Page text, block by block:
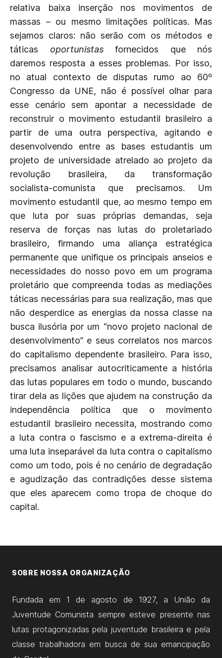
relativa baixa inserção nos movimentos de
massas – ou mesmo limitações políticas. Mas
sejamos claros: não serão com os métodos e
táticas oportunistasfornecidos que nós
daremos resposta a esses problemas. Por isso,
no atual contexto de disputas rumo ao 60º
Congresso da UNE, não é possível olhar para
esse cenário sem apontar a necessidade de
reconstruir o movimento estudantil brasileiro a
partir de uma outra perspectiva, agitando e
desenvolvendo entre as bases estudantis um
projeto de universidade atrelado ao projeto da
revolução brasileira, da transformação
socialista-comunista que precisamos. Um
movimento estudantil que, ao mesmo tempo em
que luta por suas próprias demandas, seja
reserva de forças nas lutas do proletariado
brasileiro, firmando uma aliança estratégica
permanente que unifique os principais anseios e
necessidades do nosso povo em um programa
proletário que compreenda todas as mediações
táticas necessárias para sua realização, mas que
não desperdice as energias da nossa classe na
busca ilusória por um “novo projeto nacional de
desenvolvimento” e seus correlatos nos marcos
do capitalismo dependente brasileiro. Para isso,
precisamos analisar autocriticamente a história
das lutas populares em todo o mundo, buscando
tirar dela as lições que ajudem na construção da
independência política que o movimento
estudantil brasileiro necessita, mostrando como
a luta contra o fascismo e a extrema-direita é
uma luta inseparável da luta contra o capitalismo
como um todo, pois é no cenário de degradação
e agudização das contradições desse sistema
que eles aparecem como tropa de choque do
capital.
SOBRE NOSSA ORGANIZAÇÃO
Fundada em 1 de agosto de 1927, a União da
Juventude Comunista sempre esteve presente nas
lutas protagonizadas pela juventude brasileira e pela
classe trabalhadora em busca de sua emancipação